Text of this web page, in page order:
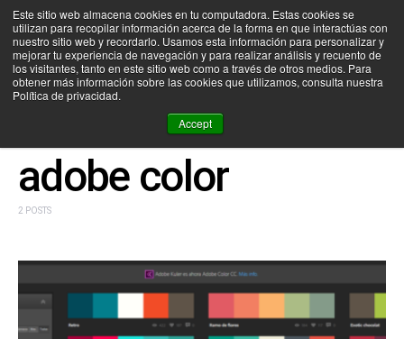
Este sitio web almacena cookies en tu computadora. Estas cookies se
utilizan para recopilar información acerca de la forma en que interactúas con
nuestro sitio web y recordarlo. Usamos esta información para personalizar y
mejorar tu experiencia de navegación y para realizar análisis y recuento de
los visitantes, tanto en este sitio web como a través de otros medios. Para
obtener más información sobre las cookies que utilizamos, consulta nuestra
Política de privacidad.
Accept
SEARCH FOR:
adobe color
2 POSTS